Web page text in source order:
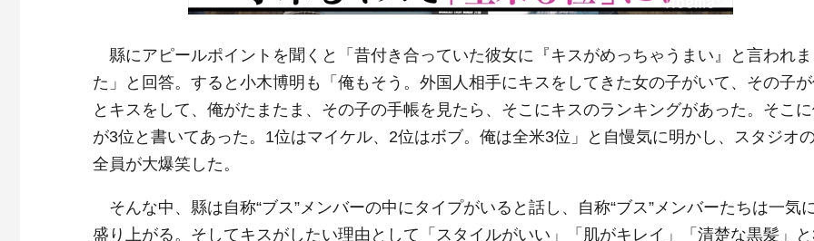
縣にアピールポイントを聞くと「昔付き合っていた彼女に『キスがめっちゃうまい』と言われ
た」と回答。すると小木博明も「俺もそう。外国人相手にキスをしてきた女の子がいて、その子
とキスをして、俺がたまたま、その子の手帳を見たら、そこにキスのランキングがあった。そこ
が3位と書いてあった。1位はマイケル、2位はボブ。俺は全米3位」と自慢気に明かし、スタジオ
全員が大爆笑した。
そんな中、縣は自称“ブス”メンバーの中にタイプがいると話し、自称“ブス”メンバーたちは一気
盛り上がる。そしてキスがしたい理由として「スタイルがいい」「肌がキレイ」「清楚な黒髪」